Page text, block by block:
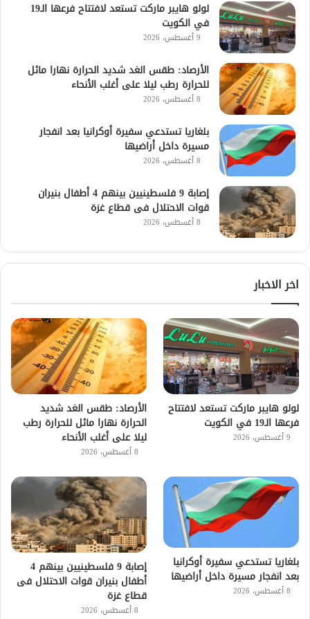
لولو هايبر ماركت تستعد لافتتاح فرعها الـ19
في الكويت
9 أغسطس، 2026
الأرصاد: طقس الغد شديد الحرارة نهارا مائل
للحرارة رطب ليلا على أغلب الأنحاء
8 أغسطس، 2026
بلغاريا تستدعي سفيرة أوكرانيا بعد انفجار
مسيرة داخل أراضيها
8 أغسطس، 2026
إصابة 9 فلسطينيين بينهم 4 أطفال بنيران
قوات الاحتلال فى قطاع غزة
8 أغسطس، 2026
اخر الاخبار
لولو هايبر ماركت تستعد لافتتاح
فرعها الـ19 في الكويت
9 أغسطس، 2026
الأرصاد: طقس الغد شديد
الحرارة نهارا مائل للحرارة رطب
ليلا على أغلب الأنحاء
8 أغسطس، 2026
بلغاريا تستدعي سفيرة أوكرانيا
بعد انفجار مسيرة داخل أراضيها
8 أغسطس، 2026
إصابة 9 فلسطينيين بينهم 4
أطفال بنيران قوات الاحتلال فى
قطاع غزة
8 أغسطس، 2026